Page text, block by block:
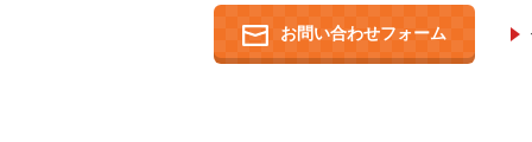
お問い合わせフォーム